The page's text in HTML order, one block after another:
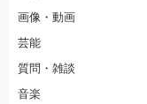
画像・動画
芸能
質問・雑談
音楽